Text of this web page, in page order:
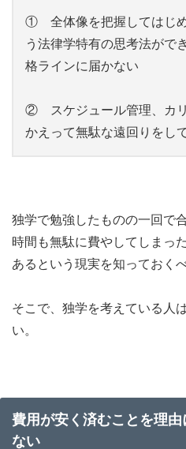
① 全体像を把握してはじ
う法律学特有の思考法がで
格ラインに届かない
② スケジュール管理、カリ
かえって無駄な遠回りをし
独学で勉強したものの一回で
時間も無駄に費やしてしまっ
あるという現実を知っておく
そこで、独学を考えている人
い。
費用が安く済むことを理
ない